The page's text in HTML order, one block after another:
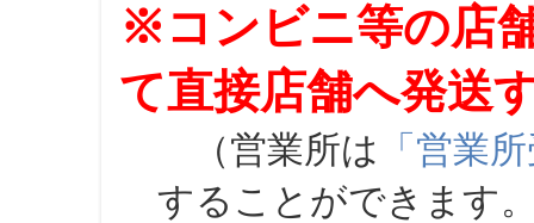
※コンビニ等の店
て直接店舗へ発送
（営業所は 「営業
することができます